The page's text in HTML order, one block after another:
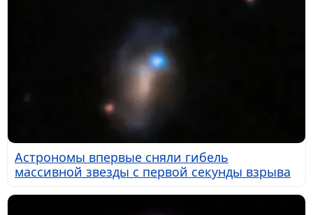
Астрономы впервые сняли гибель
массивной звезды с первой секунды взрыва